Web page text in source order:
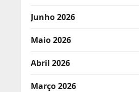
Junho 2026
Maio 2026
Abril 2026
Março 2026